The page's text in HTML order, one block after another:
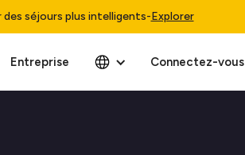
séjours plus intelligents-Explorer
Entreprise Connectez-vous